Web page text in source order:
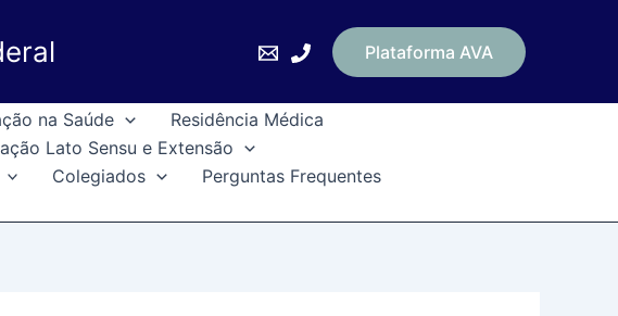
Plataforma AVA
na Saúde
Residência Médica
Lato Sensu e Extensão
Colegiados
Perguntas Frequentes